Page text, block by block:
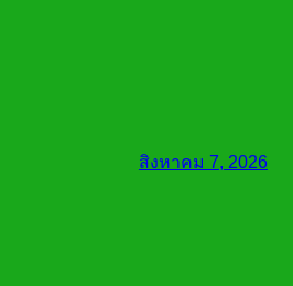
สิงหาคม 7, 2026